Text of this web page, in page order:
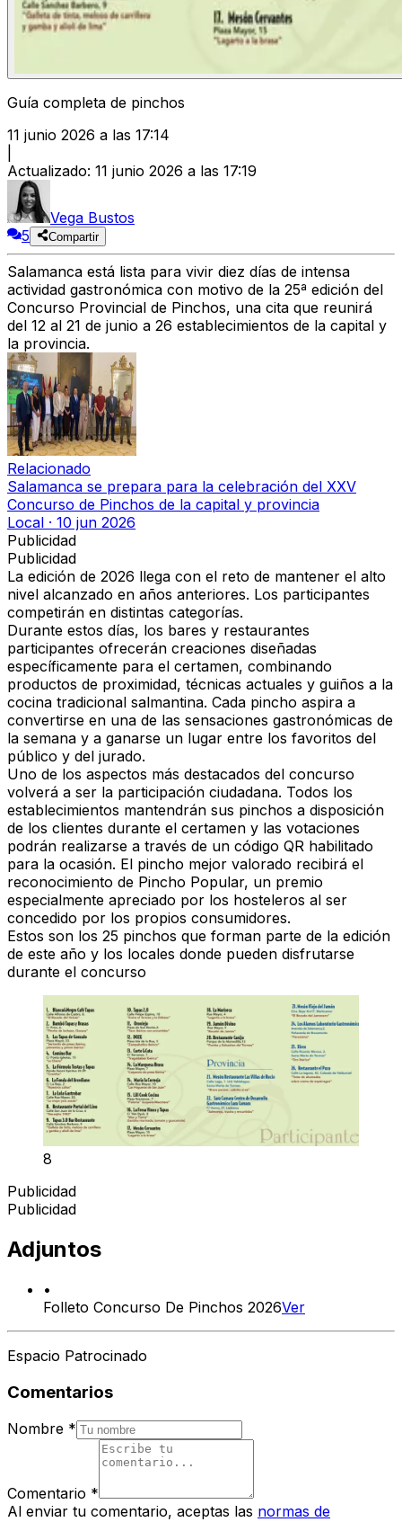
Guía completa de pinchos
11 junio 2026 a las 17:14
Actualizado: 11 junio 2026 a las 17:19
Vega Bustos
5
Compartir
Salamanca está lista para vivir diez días de intensa
actividad gastronómica con motivo de la 25ª edición del
Concurso Provincial de Pinchos, una cita que reunirá
del 12 al 21 de junio a 26 establecimientos de la capital y
la provincia.
Relacionado
Salamanca se prepara para la celebración del XXV
Concurso de Pinchos de la capital y provincia
Local · 10 jun 2026
Publicidad
Publicidad
La edición de 2026 llega con el reto de mantener el alto
nivel alcanzado en años anteriores. Los participantes
competirán en distintas categorías.
Durante estos días, los bares y restaurantes
participantes ofrecerán creaciones diseñadas
específicamente para el certamen, combinando
productos de proximidad, técnicas actuales y guiños a la
cocina tradicional salmantina. Cada pincho aspira a
convertirse en una de las sensaciones gastronómicas de
la semana y a ganarse un lugar entre los favoritos del
público y del jurado.
Uno de los aspectos más destacados del concurso
volverá a ser la participación ciudadana. Todos los
establecimientos mantendrán sus pinchos a disposición
de los clientes durante el certamen y las votaciones
podrán realizarse a través de un código QR habilitado
para la ocasión. El pincho mejor valorado recibirá el
reconocimiento de Pincho Popular, un premio
especialmente apreciado por los hosteleros al ser
concedido por los propios consumidores.
Estos son los 25 pinchos que forman parte de la edición
de este año y los locales donde pueden disfrutarse
durante el concurso
8
Publicidad
Publicidad
Adjuntos
•
Folleto Concurso De Pinchos 2026Ver
Espacio Patrocinado
Comentarios
Nombre *
Comentario *
Al enviar tu comentario, aceptas las normas de